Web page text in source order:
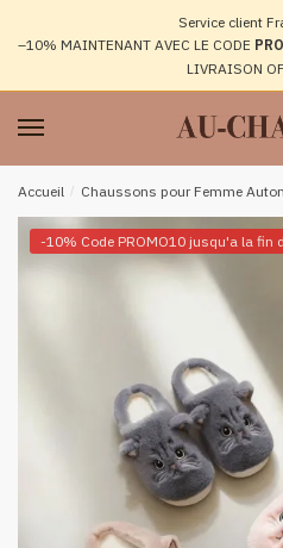
navigation
Service client
–10% MAINTENANT AVEC LE CODE
LIVRAISON
Accueil / Chaussons pour Femme
-10% Code PROMO10 jusqu'a la fin